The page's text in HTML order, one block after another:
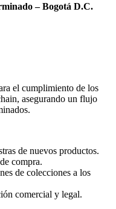
– Bogotá D.C.
el cumplimiento de los
asegurando un flujo
de nuevos productos.
compra.
de colecciones a los
comercial y legal.